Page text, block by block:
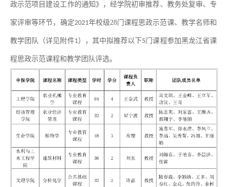
政示范项目建设工作的通知》 ，经学院初审推荐、教务处复审、专
家评审等环节，确定2021年校级28门课程思政示范课、教学名师和
教学团队 （详见附件1），其中拟推荐以下5门课程参加黑龙江省课
程思政示范课程和教学团队评选。